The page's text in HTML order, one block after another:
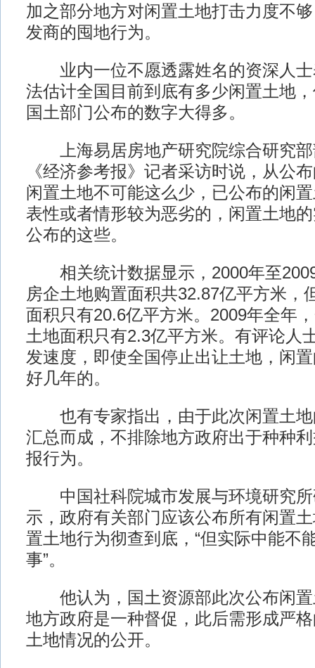
加之部分地方对闲置土地打击力度不
发商的囤地行为。
业内一位不愿透露姓名的资深人士
法估计全国目前到底有多少闲置土地
国土部门公布的数字大得多。
上海易居房地产研究院综合研究部
《经济参考报》记者采访时说，从公
闲置土地不可能这么少，已公布的闲
表性或者情形较为恶劣的，闲置土地
公布的这些。
相关统计数据显示，2000年至
房企土地购置面积共32.87亿平方米，
面积只有20.6亿平方米。2009年全年
土地面积只有2.3亿平方米。有评论人
发速度，即使全国停止出让土地，闲
好几年的。
也有专家指出，由于此次闲置土地
汇总而成，不排除地方政府出于种种
报行为。
中国社科院城市发展与环境研究所
示，政府有关部门应该公布所有闲置
置土地行为彻查到底，“但实际中能不
事”。
他认为，国土资源部此次公布闲置
地方政府是一种督促，此后需形成严
土地情况的公开。